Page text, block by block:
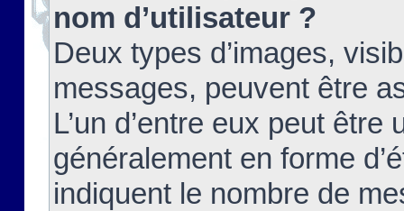
nom d’utilisateur ?
Deux types d’images,
messages, peuvent être
L’un d’entre eux peut
généralement en forme
indiquent le nombre de